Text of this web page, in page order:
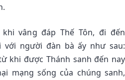
vâng đáp Thế Tôn, đi đến
với người đàn bà ấy như sau:
khi được Thánh sanh đến nay
mạng sống của chúng sanh,